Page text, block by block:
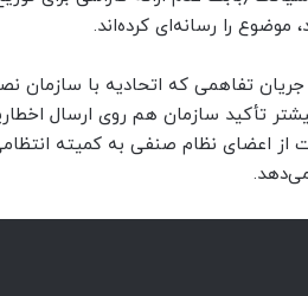
موضوع را رسانه‌ای کرده‌اند.
جریان تفاهمی که اتحادیه با سازمان
تأکید سازمان هم روی ارسال
اعضای نظام صنفی به کمیته